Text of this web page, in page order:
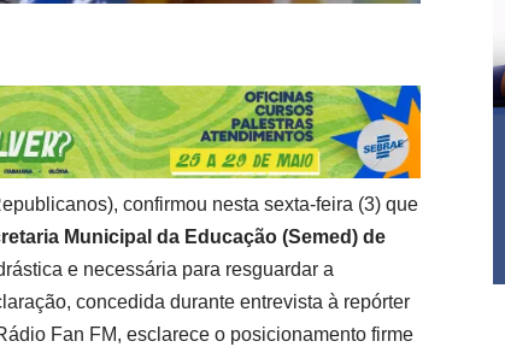
confirmou nesta sexta-feira (3) que
Municipal da Educação (Semed) de
e necessária para resguardar a
concedida durante entrevista à repórter
Fan FM, esclarece o posicionamento firme